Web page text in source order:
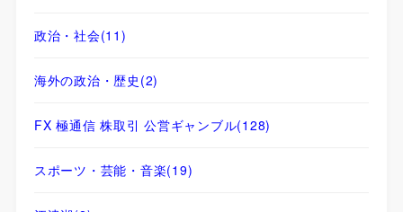
政治・社会(11)
海外の政治・歴史 (2)
FX 極通信 株取引 公営ギャンブル(128)
スポーツ・芸能・音楽(19)